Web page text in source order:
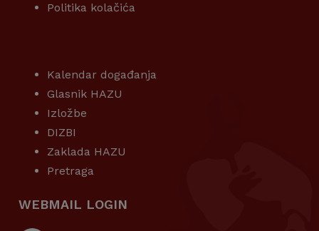
Politika kolačića
Kalendar događanja
Glasnik HAZU
Izložbe
DIZBI
Zaklada HAZU
Pretraga
WEBMAIL LOGIN